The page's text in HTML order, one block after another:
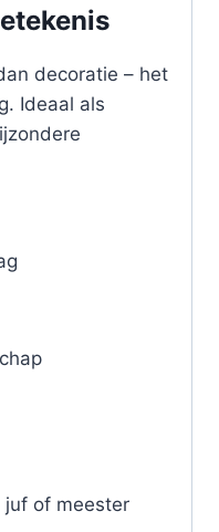
decoratie – het
Ideaal als
juf of meester